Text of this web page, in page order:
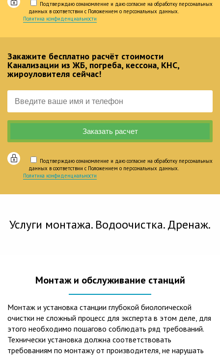
Подтверждаю ознакомление и даю согласие на обработку персональных
данных в соответствии с Положением о персональных данных.
Политика конфиденциальности
Закажите бесплатно расчёт стоимости
Канализации из ЖБ, погреба, кессона, КНС,
жироуловителя сейчас!
Подтверждаю ознакомление и даю согласие на обработку персональных
данных в соответствии с Положением о персональных данных.
Политика конфиденциальности
Услуги монтажа. Водоочистка. Дренаж.
Монтаж и обслуживание станций
Монтаж и установка станции глубокой биологической
очистки не сложный процесс для эксперта в этом деле, для
этого необходимо пошагово соблюдать ряд требований.
Технически установка должна соответствовать
требованиям по монтажу от производителя, не нарушать